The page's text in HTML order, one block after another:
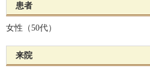
患者
女性（50代）
来院